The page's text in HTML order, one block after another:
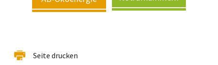
Seite drucken